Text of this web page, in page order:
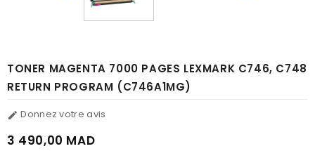
TONER MAGENTA 7000 PAGES LEXMARK C746, C748
RETURN PROGRAM (C746A1MG)
 Donnez votre avis
3 490,00 MAD